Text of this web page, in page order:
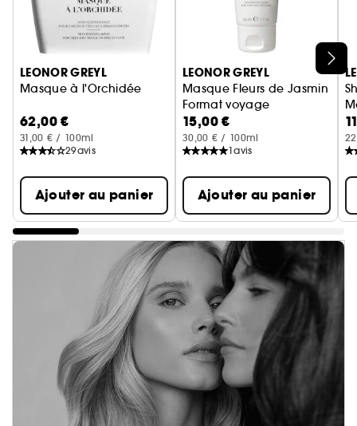
Ignorer le carrousel produits
LEONOR GREYL
Masque à l'Orchidée
62,00 €
31,00 € / 100ml
29avis
Ajouter au panier
LEONOR GREYL
Masque Fleurs de Jasmin
Format voyage
15,00 €
30,00 € / 100ml
1avis
Ajouter au panier